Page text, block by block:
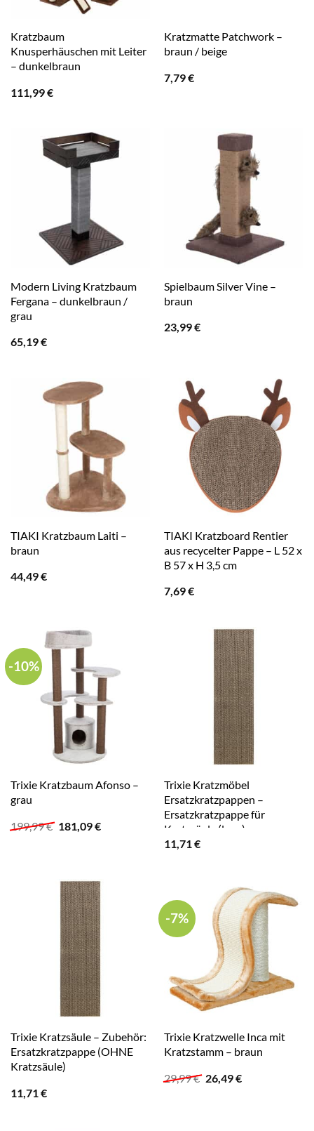
Kratzbaum
Knusperhäuschen mit Leiter
– dunkelbraun
111,99€
Kratzmatte Patchwork –
braun / beige
7,79€
Modern Living Kratzbaum
Fergana – dunkelbraun /
grau
65,19€
Spielbaum Silver Vine –
braun
23,99€
TIAKI Kratzbaum Laiti –
braun
44,49€
TIAKI Kratzboard Rentier
aus recycelter Pappe – L 52 x
B 57 x H 3,5 cm
7,69€
-10%
Trixie Kratzbaum Afonso –
grau
199,99€ Ursprünglicher
Preis
181,09€Aktueller
Trixie Kratzmöbel
Ersatzkratzpappen –
Ersatzkratzpappe für
Kratzsäule (lang)
11,71 €
Trixie Kratzsäule – Zubehör:
Ersatzkratzpappe (OHNE
Kratzsäule)
11,71 €
-7%
Trixie Kratzwelle Inca mit
Kratzstamm – braun
29,99€ Ursprünglicher
Preis
26,49€Aktueller